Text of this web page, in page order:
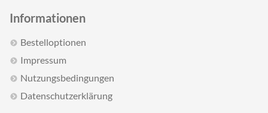
Informationen
Bestelloptionen
Impressum
Nutzungsbedingungen
Datenschutzerklärung